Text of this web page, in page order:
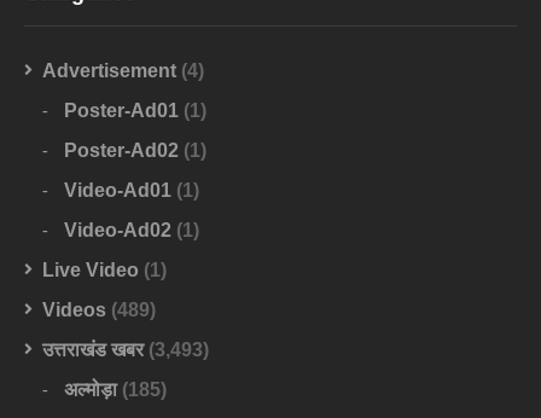
Advertisement (4)
Poster-Ad01 (1)
Poster-Ad02 (1)
Video-Ad01 (1)
Video-Ad02 (1)
Live Video (1)
Videos (489)
उत्तराखंड खबर(3,493)
अल्मोड़ा(185)